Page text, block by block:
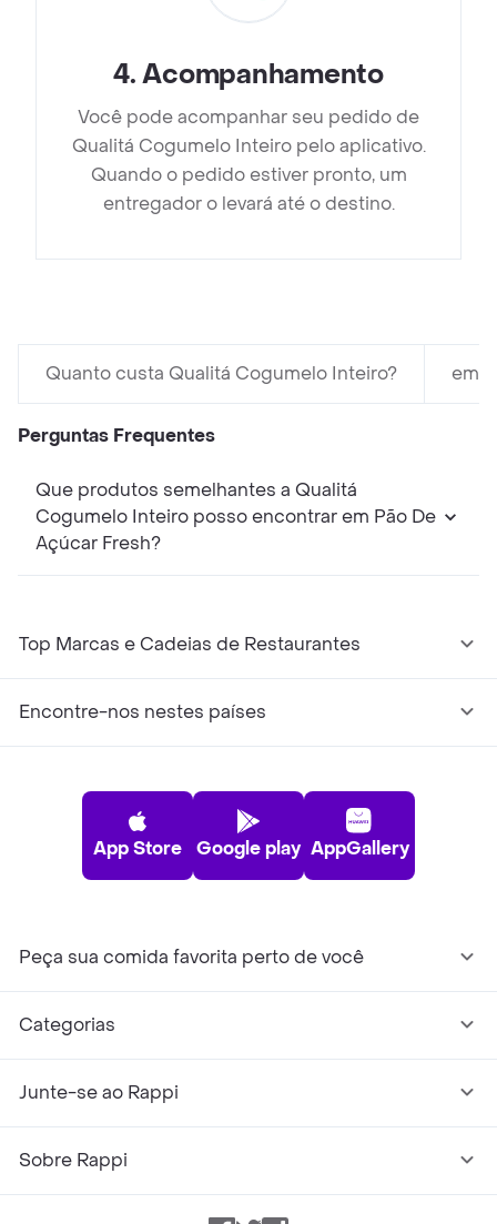
4.Acompanhamento
Você pode acompanhar seu pedido de
Qualitá Cogumelo Inteiro pelo aplicativo.
Quando o pedido estiver pronto, um
entregador o levará até o destino.
Quanto custa Qualitá Cogumelo Inteiro? em
Perguntas Frequentes
Que produtos semelhantes a Qualitá
Cogumelo Inteiro posso encontrar em Pão De
Açúcar Fresh?
Top Marcas e Cadeias de Restaurantes
Encontre-nos nestes países
App Store Google play AppGallery
Peça sua comida favorita perto de você
Categorias
Junte-se ao Rappi
Sobre Rappi